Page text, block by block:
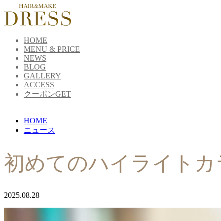
HOME
MENU & PRICE
NEWS
BLOG
GALLERY
ACCESS
クーポンGET
HOME
ニュース
初めてのハイライトカ
2025.08.28